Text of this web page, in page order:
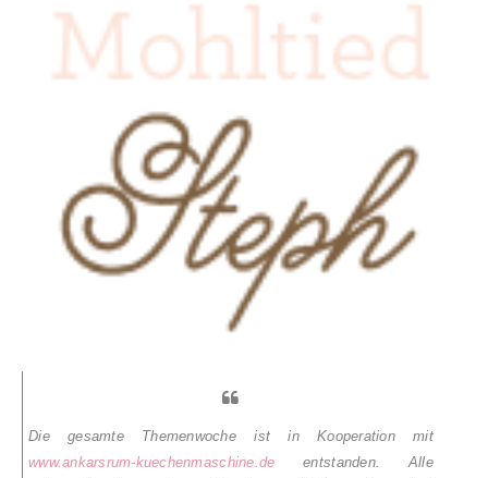
Die gesamte Themenwoche ist in Kooperation mit
www.ankarsrum-kuechenmaschine.de entstanden. Alle